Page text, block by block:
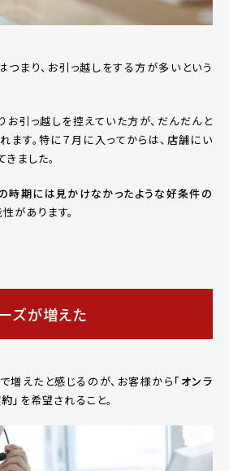
まり、お引っ越しをする方が多いという
引っ越しを控えていた方が、だんだんと
ます。特に７月に入ってからは、店舗にい
ました。
時期には見かけなかったような好条件の
があります。
ズが増えた
増えたと感じるのが、お客様から 「オンラ
」 を希望されること。